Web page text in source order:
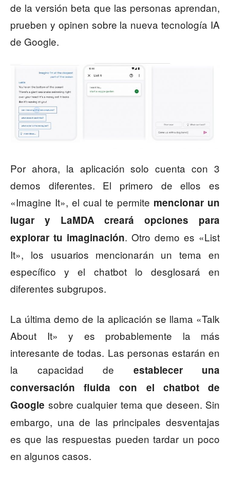
de la versión beta que las personas aprendan,
prueben y opinen sobre la nueva tecnología IA
de Google.
Por ahora, la aplicación solo cuenta con 3
demos diferentes. El primero de ellos es
«Imagine It», el cual te permite mencionar un
lugar y LaMDA creará opciones para
explorar tu imaginación. Otro demo es «List
It», los usuarios mencionarán un tema en
específico y el chatbot lo desglosará en
diferentes subgrupos.
La última demo de la aplicación se llama «Talk
About It» y es probablemente la más
interesante de todas. Las personas estarán en
la capacidad de establecer una
conversación fluida con el chatbot de
Google sobre cualquier tema que deseen. Sin
embargo, una de las principales desventajas
es que las respuestas pueden tardar un poco
en algunos casos.